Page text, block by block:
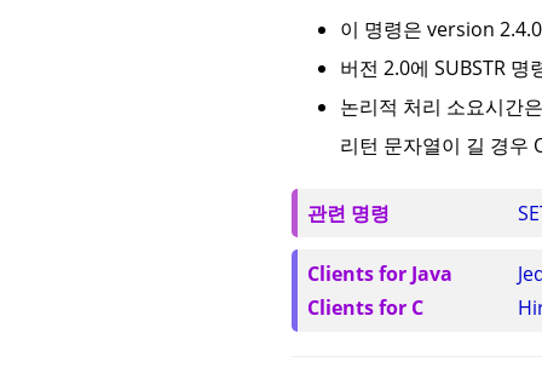
이 명령은 version
버전 2.0에 SUBSTR
논리적 처리 소요시간
리턴 문자열이 길 경우
관련 명령
Clients for Java
Clients for C